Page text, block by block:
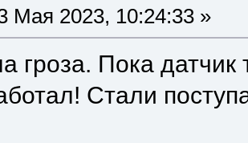
Мая 2023, 10:24:33 »
гроза. Пока
Стали